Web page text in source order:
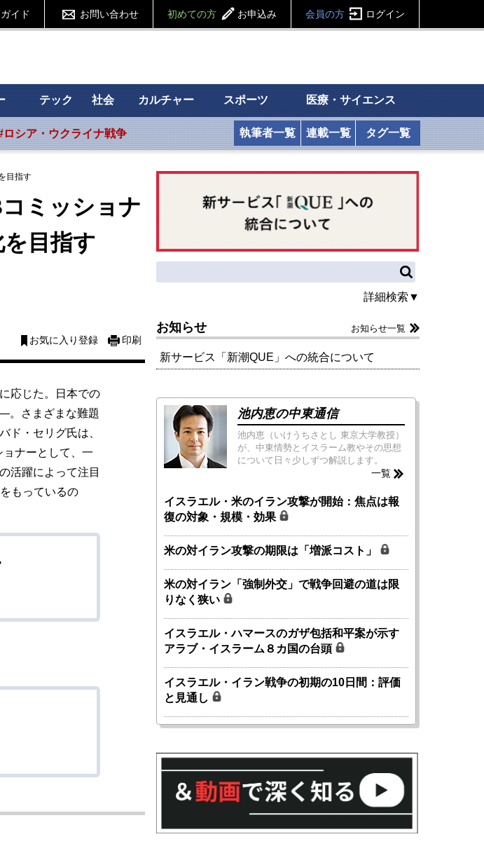
イド お問い合わせ 初めての方 お申込み 会員の方 ログイン
テック 社会 カルチャー スポーツ 医療・サイエンス
ロシア・ウクライナ戦争 執筆者一覧 連載一覧 タグ一覧
目指す
ミッショナ
目指す
お気に入り登録 印刷
応じた。日本での
。さまざまな難題
ド・セリグ氏は、
ナーとして、一
活躍によって注目
もっているの
詳細検索▼
お知らせ お知らせ一覧
新サービス「新潮QUE」への統合について
池内恵の中東通信
池内恵（いけうちさとし 東京大学教授）
が、中東情勢とイスラーム教やその思想
について日々少しずつ解説します。
一覧
イスラエル・米のイラン攻撃が開始：焦点は報
復の対象・規模・効果
米の対イラン攻撃の期限は「増派コスト」
米の対イラン「強制外交」で戦争回避の道は限
りなく狭い
イスラエル・ハマースのガザ包括和平案が示す
アラブ・イスラーム８カ国の台頭
イスラエル・イラン戦争の初期の10日間：評価
と見通し